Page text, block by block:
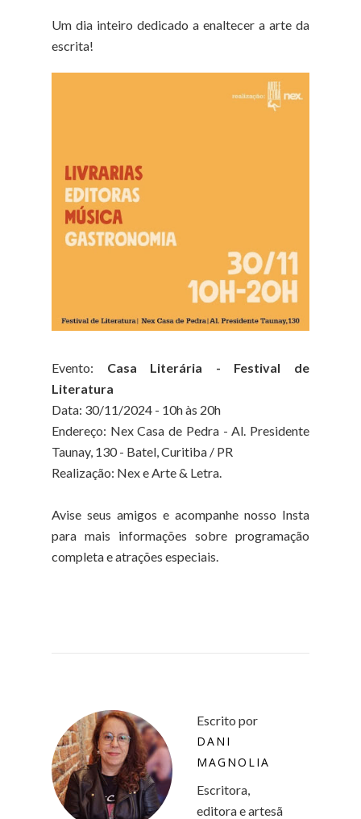
Um dia inteiro dedicado a enaltecer a arte da
escrita!
Evento: Casa Literária - Festival de
Literatura
Data: 30/11/2024 - 10h às 20h
Endereço: Nex Casa de Pedra - Al. Presidente
Taunay, 130 - Batel, Curitiba / PR
Realização: Nex e Arte & Letra.
Avise seus amigos e acompanhe nosso Insta
para mais informações sobre programação
completa e atrações especiais.
Escrito por
DANI
MAGNOLIA
Escritora,
editora e artesã